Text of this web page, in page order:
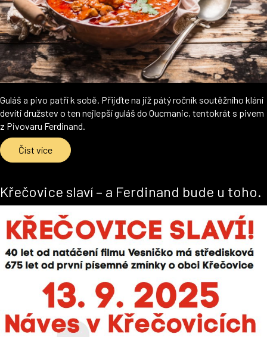
Guláš a pivo patří k sobě. Přijďte na již pátý ročník soutěžního klání
devíti družstev o ten nejlepší guláš do Oucmanic, tentokrát s pivem
z Pivovaru Ferdinand.
Číst více
Křečovice slaví – a Ferdinand bude u toho.